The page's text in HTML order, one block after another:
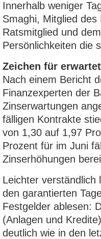
Innerhalb weniger
Smaghi, Mitglied
Ratsmitglied und
Persönlichkeiten die
Zeichen für
Nach einem Bericht
Finanzexperten der
Zinserwartungen
fälligen Kontrakte
von 1,30 auf 1,97
Prozent für im Juni
Zinserhöhungen
Leichter verständlich
den garantierten
Festgelder ablesen:
(Anlagen und
deutlich wie in den